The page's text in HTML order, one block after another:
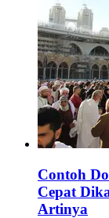
Contoh
Cepat
Artinya